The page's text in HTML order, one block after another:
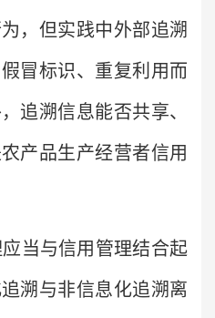
，但实践中外部追溯
冒标识、重复利用而
追溯信息能否共享、
产品生产经营者信用
当与信用管理结合起
溯与非信息化追溯离